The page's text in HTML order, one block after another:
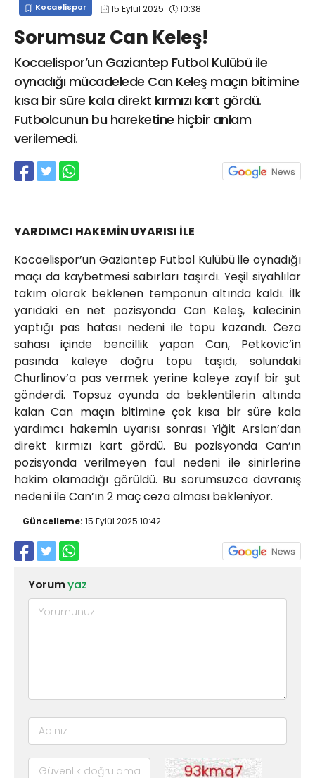
Kocaelispor 15 Eylül 2025 10:38
Sorumsuz Can Keleş!
Kocaelispor’un Gaziantep Futbol Kulübü ile
oynadığı mücadelede Can Keleş maçın bitimine
kısa bir süre kala direkt kırmızı kart gördü.
Futbolcunun bu hareketine hiçbir anlam
verilemedi.
YARDIMCI HAKEMİN UYARISI İLE
Kocaelispor’un Gaziantep Futbol Kulübü ile oynadığı
maçı da kaybetmesi sabırları taşırdı. Yeşil siyahlılar
takım olarak beklenen temponun altında kaldı. İlk
yarıdaki en net pozisyonda Can Keleş, kalecinin
yaptığı pas hatası nedeni ile topu kazandı. Ceza
sahası içinde bencillik yapan Can, Petkovic’in
pasında kaleye doğru topu taşıdı, solundaki
Churlinov’a pas vermek yerine kaleye zayıf bir şut
gönderdi. Topsuz oyunda da beklentilerin altında
kalan Can maçın bitimine çok kısa bir süre kala
yardımcı hakemin uyarısı sonrası Yiğit Arslan’dan
direkt kırmızı kart gördü. Bu pozisyonda Can’ın
pozisyonda verilmeyen faul nedeni ile sinirlerine
hakim olamadığı görüldü. Bu sorumsuzca davranış
nedeni ile Can’ın 2 maç ceza alması bekleniyor.
Güncelleme: 15 Eylül 2025 10:42
Yorumyaz
info@spor41.com